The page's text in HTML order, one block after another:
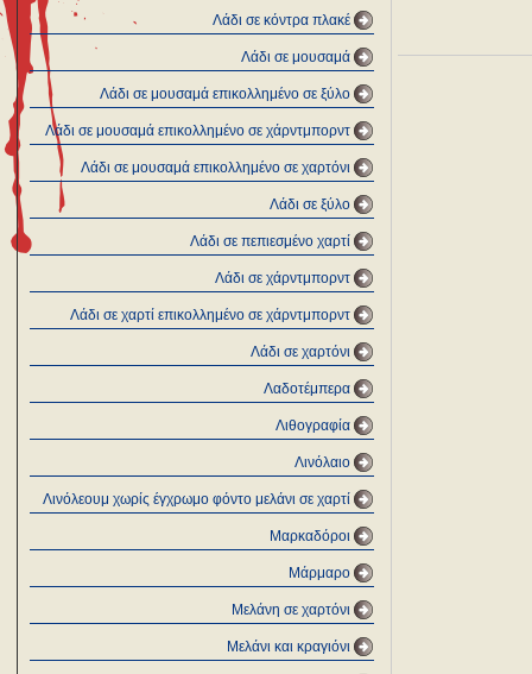
Λάδι σε κόντρα πλακέ
Λάδι σε μουσαμά
Λάδι σε μουσαμά επικολλημένο σε ξύλο
Λάδι σε μουσαμά επικολλημένο σε χάρντμπορντ
Λάδι σε μουσαμά επικολλημένο σε χαρτόνι
Λάδι σε ξύλο
Λάδι σε πεπιεσμένο χαρτί
Λάδι σε χάρντμπορντ
Λάδι σε χαρτί επικολλημένο σε χάρντμπορντ
Λάδι σε χαρτόνι
Λαδοτέμπερα
Λιθογραφία
Λινόλαιο
Λινόλεουμ χωρίς έγχρωμο φόντο μελάνι σε χαρτί
Μαρκαδόροι
Μάρμαρο
Μελάνη σε χαρτόνι
Μελάνι και κραγιόνι